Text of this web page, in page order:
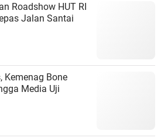
Roadshow HUT RI
Jalan Santai
Kemenag Bone
Media Uji